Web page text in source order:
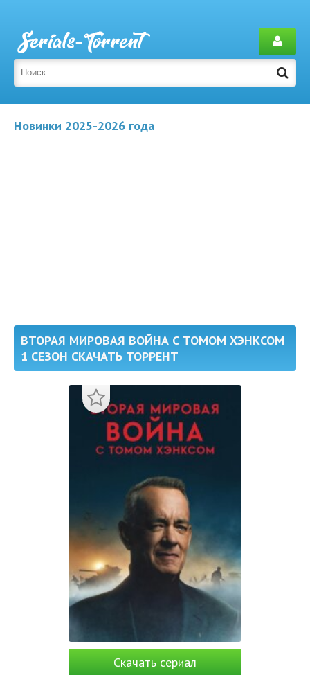
Новинки 2025-2026 года
ВТОРАЯ МИРОВАЯ ВОЙНА С ТОМОМ ХЭНКСОМ
1 СЕЗОН СКАЧАТЬ ТОРРЕНТ
Скачать сериал